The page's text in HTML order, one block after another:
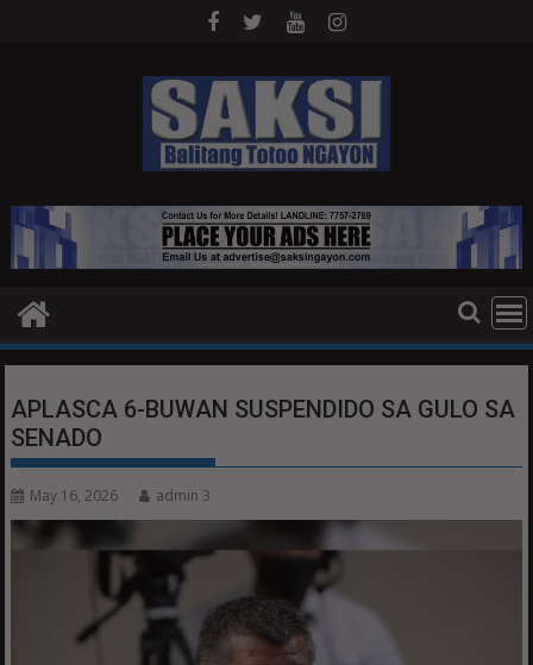
APLASCA 6-BUWAN SUSPENDIDO SA GULO SA
SENADO
May 16, 2026 admin 3